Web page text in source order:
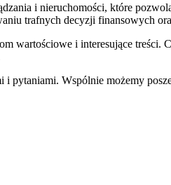
i nieruchomości, które
trafnych decyzji finansowych
wartościowe i interesujące
Wspólnie możemy